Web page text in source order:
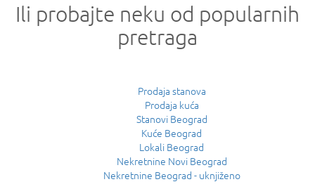
Ili probajte neku od popularnih
pretraga
Prodaja stanova
Prodaja kuća
Stanovi Beograd
Kuće Beograd
Lokali Beograd
Nekretnine Novi Beograd
Nekretnine Beograd - uknjiženo